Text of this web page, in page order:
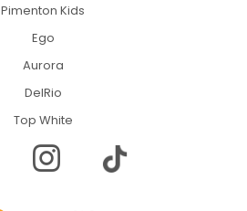
Pimenton Kids
Ego
Aurora
DelRio
Top White
